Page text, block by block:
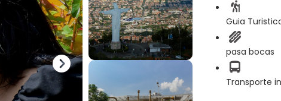
Guia
pasa bocas
Transporte